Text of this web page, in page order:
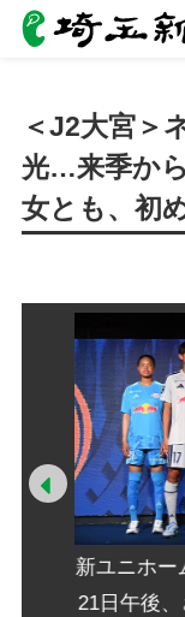
＜J2大宮＞
光…来季か
女とも、初
新ユニホー
21日午後
Prev